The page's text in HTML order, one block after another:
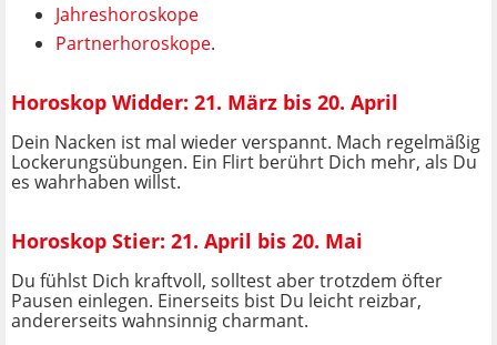
Jahreshoroskope
Partnerhoroskope.
Horoskop Widder: 21. März bis 20. April
Dein Nacken ist mal wieder verspannt. Mach regelmäßig
Lockerungsübungen. Ein Flirt berührt Dich mehr, als Du
es wahrhaben willst.
Horoskop Stier: 21. April bis 20. Mai
Du fühlst Dich kraftvoll, solltest aber trotzdem öfter
Pausen einlegen. Einerseits bist Du leicht reizbar,
andererseits wahnsinnig charmant.